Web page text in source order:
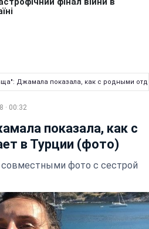
Джамала показала, как с родными
· 00:32
показала, как с
в Турции (фото)
фото с сестрой